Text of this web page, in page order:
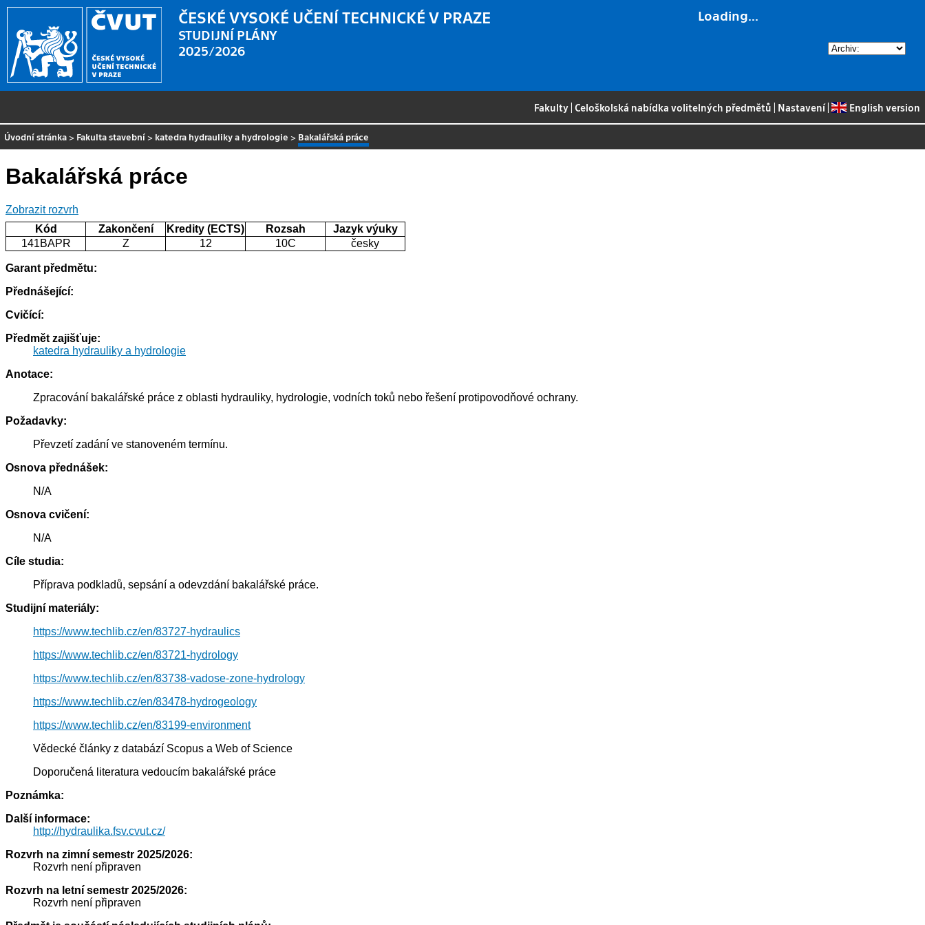
Loading...
ČESKÉ VYSOKÉ UČENÍ TECHNICKÉ V PRAZE
STUDIJNÍ PLÁNY
2025/2026
Fakulty |Celoškolská nabídka volitelných předmětů Nastavení| English version
Úvodní stránka > Fakulta stavební > katedra hydrauliky a hydrologie > Bakalářská práce
Bakalářská práce
Zobrazit rozvrh
Kód
Zakončení Kredity (ECTS) Rozsah
Jazyk výuky
141BAPR
Z 12 10C česky
Garant předmětu:
Přednášející:
Cvičící:
Předmět zajišťuje:
katedra hydrauliky a hydrologie
Anotace:
Zpracování bakalářské práce z oblasti hydrauliky, hydrologie, vodních toků nebo řešení protipovodňové ochrany.
Požadavky:
Převzetí zadání ve stanoveném termínu.
Osnova přednášek:
N/A
Osnova cvičení:
N/A
Cíle studia:
Příprava podkladů, sepsání a odevzdání bakalářské práce.
Studijní materiály:
https://www.techlib.cz/en/83727-hydraulics
https://www.techlib.cz/en/83721-hydrology
https://www.techlib.cz/en/83738-vadose-zone-hydrology
https://www.techlib.cz/en/83478-hydrogeology
https://www.techlib.cz/en/83199-environment
Vědecké články z databází Scopus a Web of Science
Doporučená literatura vedoucím bakalářské práce
Poznámka:
Další informace:
http://hydraulika.fsv.cvut.cz/
Rozvrh na zimní semestr 2025/2026:
Rozvrh není připraven
Rozvrh na letní semestr 2025/2026:
Rozvrh není připraven